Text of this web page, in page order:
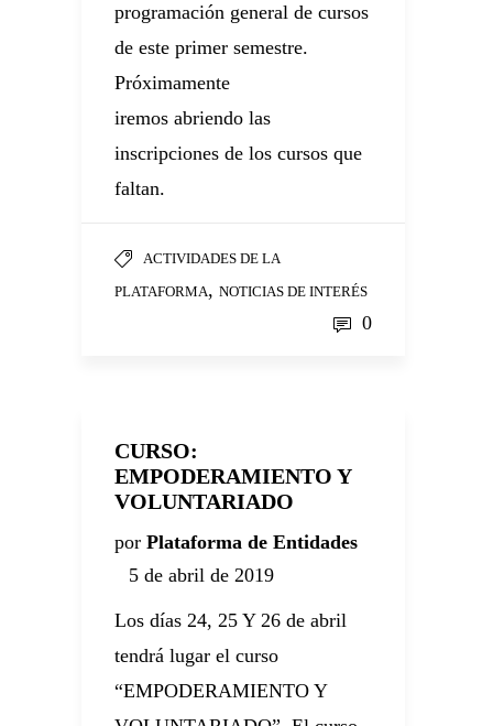
programación general de cursos
de este primer semestre.
Próximamente
iremos abriendo las
inscripciones de los cursos que
faltan.
ACTIVIDADES DE LA
PLATAFORMA, NOTICIAS DE INTERÉS
0
CURSO:
EMPODERAMIENTO Y
VOLUNTARIADO
por Plataforma de Entidades
5 de abril de 2019
Los días 24, 25 Y 26 de abril
tendrá lugar el curso
“EMPODERAMIENTO Y